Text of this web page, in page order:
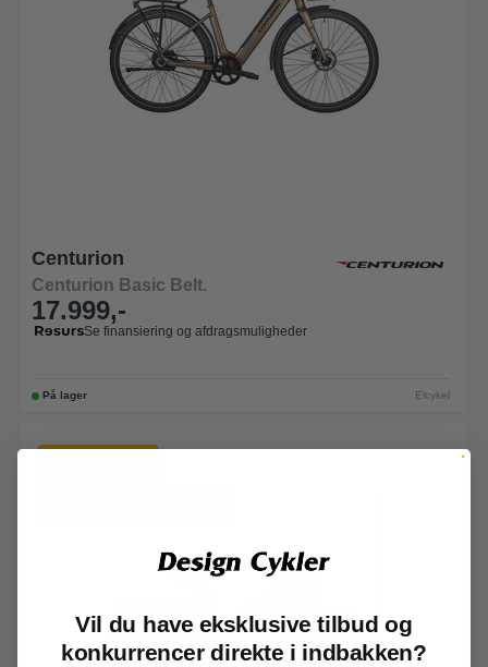
Centurion
Centurion Basic Belt.
17.999,-
Se finansiering og afdragsmuligheder
På lager Elcykel
Vil du have eksklusive tilbud og
konkurrencer direkte i indbakken?